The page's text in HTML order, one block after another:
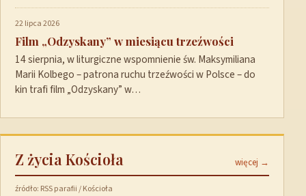
22 lipca 2026
Film „Odzyskany” w miesiącu trzeźwości
14 sierpnia, w liturgiczne wspomnienie św. Maksymiliana
Marii Kolbego – patrona ruchu trzeźwości w Polsce – do
kin trafi film „Odzyskany” w…
Z życia Kościoła więcej →
źródło: RSS parafii / Kościoła